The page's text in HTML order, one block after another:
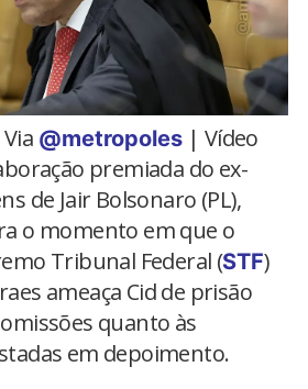
@metropoles| Vídeo
premiada do ex-
de Jair Bolsonaro (PL),
o momento em que o
Tribunal Federal (STF)
ameaça Cid de prisão
quanto às
em depoimento.